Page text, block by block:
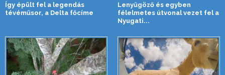
Így épült fel a legendás
tévéműsor, a Delta főcíme
Lenyűgöző és egyben
félelmetes útvonal vezet fel a
Nyugati...